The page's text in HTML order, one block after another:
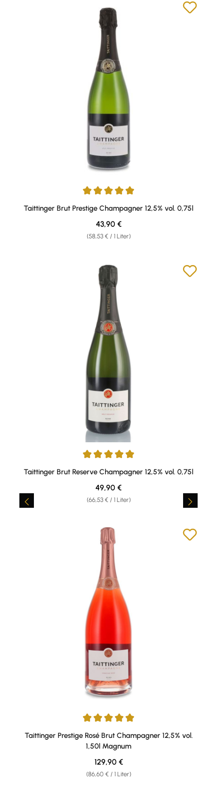
Durchschnittliche Bewertung von 5 von 5 Sternen
Taittinger Brut Prestige Champagner 12,5% vol. 0,75l
(58,53 € / 1 Liter)
Regulärer Preis:
43,90 €
Durchschnittliche Bewertung von 5 von 5 Sternen
Taittinger Brut Reserve Champagner 12,5% vol. 0,75l
(66,53 € / 1 Liter)
Regulärer Preis:
49,90 €
Durchschnittliche Bewertung von 5 von 5 Sternen
Taittinger Prestige Rosé Brut Champagner 12,5% vol.
1,50l Magnum
(86,60 € / 1 Liter)
Regulärer Preis:
129,90 €